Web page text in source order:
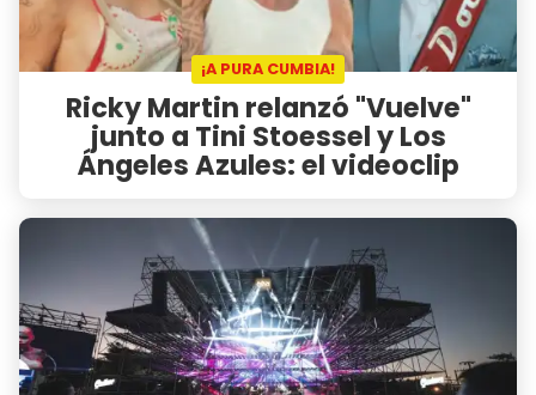
¡A PURA CUMBIA!
Ricky Martin relanzó "Vuelve"
junto a Tini Stoessel y Los
Ángeles Azules: el videoclip